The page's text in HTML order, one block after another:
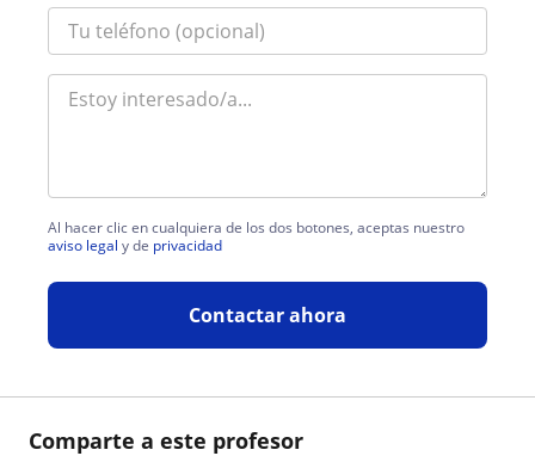
Comparte a este profesor
Al hacer clic en cualquiera de los dos botones, aceptas nuestro
aviso legal y de privacidad
Contactar ahora